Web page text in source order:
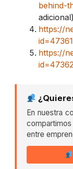
behind-
adicional)
https://
https://
En nuestra
entre